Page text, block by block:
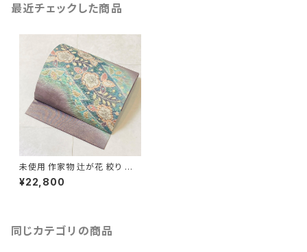
最近チェックした商品
未使用 作家物 辻が花 絞り 袋
帯 銀糸 紫 パステルカラー 379
¥22,800
同じカテゴリの商品